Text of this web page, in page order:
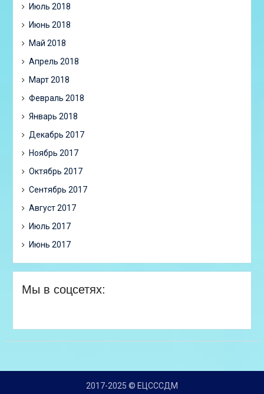
Июль 2018
Июнь 2018
Май 2018
Апрель 2018
Март 2018
Февраль 2018
Январь 2018
Декабрь 2017
Ноябрь 2017
Октябрь 2017
Сентябрь 2017
Август 2017
Июль 2017
Июнь 2017
Мы в соцсетях:
2017-2025 © ЕЦСССДМ